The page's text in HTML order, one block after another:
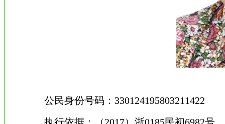
公民身份号码：330124195803211422